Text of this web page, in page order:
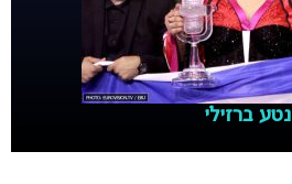
נטע ברזילי